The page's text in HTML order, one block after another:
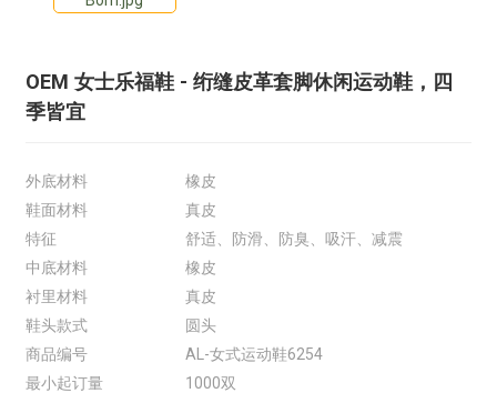
OEM 女士乐福鞋 - 绗缝皮革套脚休闲运动鞋，四
季皆宜
外底材料
橡皮
鞋面材料
真皮
特征
舒适、防滑、防臭、吸汗、减震
中底材料
橡皮
衬里材料
真皮
鞋头款式
圆头
商品编号
AL-女式运动鞋6254
最小起订量
1000双